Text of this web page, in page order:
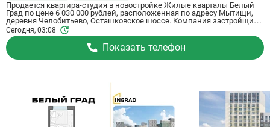
Продается квартира-студия в новостройке Жилые кварталы Белый
Град по цене 6 030 000 рублей, расположенная по адресу Мытищи,
деревня Челобитьево, Осташковское шоссе. Компания застройщик
Ingrad. Квартира сдается в III квартале 2026 года с черновой отделкой,
в 26 минутах на машине от метро Медведково. Общая площадь
квартиры - 21.2 м². Этаж 16 из 23. ID квартиры на СтройкиРУ 759006,
сообщите его когда будете звонить.
Сегодня, 03:08
Показать телефон